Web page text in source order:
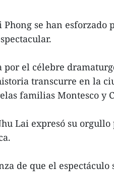
se han esforzado
por el célebre
transcurre en la
familias Montesco y
Lai expresó su orgullo
de que el